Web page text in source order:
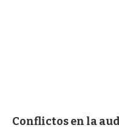
Conflictos en la